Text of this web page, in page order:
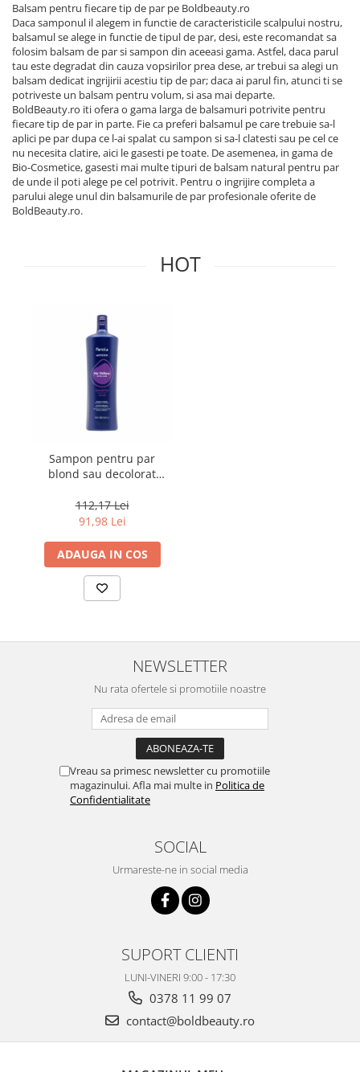
Balsam pentru fiecare tip de par pe Boldbeauty.ro
Daca samponul il alegem in functie de caracteristicile scalpului nostru,
balsamul se alege in functie de tipul de par, desi, este recomandat sa
folosim balsam de par si sampon din aceeasi gama. Astfel, daca parul
tau este degradat din cauza vopsirilor prea dese, ar trebui sa alegi un
balsam dedicat ingrijirii acestiu tip de par; daca ai parul fin, atunci ti se
potriveste un balsam pentru volum, si asa mai departe.
BoldBeauty.ro iti ofera o gama larga de balsamuri potrivite pentru
fiecare tip de par in parte. Fie ca preferi balsamul pe care trebuie sa-l
aplici pe par dupa ce l-ai spalat cu sampon si sa-l clatesti sau pe cel ce
nu necesita clatire, aici le gasesti pe toate. De asemenea, in gama de
Bio-Cosmetice, gasesti mai multe tipuri de balsam natural pentru par
de unde il poti alege pe cel potrivit. Pentru o ingrijire completa a
parului alege unul din balsamurile de par profesionale oferite de
BoldBeauty.ro.
HOT
Sampon pentru par
blond sau decolorat
Yellow, 1000 ml
112,17 Lei
91,98 Lei
ADAUGA IN COS
NEWSLETTER
Nu rata ofertele si promotiile noastre
Vreau sa primesc newsletter cu promotiile
magazinului. Afla mai multe in Politica de
Confidentialitate
SOCIAL
Urmareste-ne in social media
SUPORT CLIENTI
LUNI-VINERI 9:00 - 17:30
0378 11 99 07
contact@boldbeauty.ro